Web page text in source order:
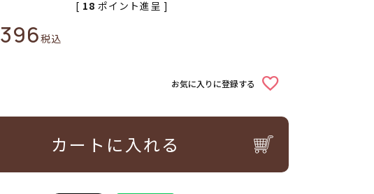
396税込
[ 18 ポイント進呈 ]
お気に入りに登録する
カートに入れる